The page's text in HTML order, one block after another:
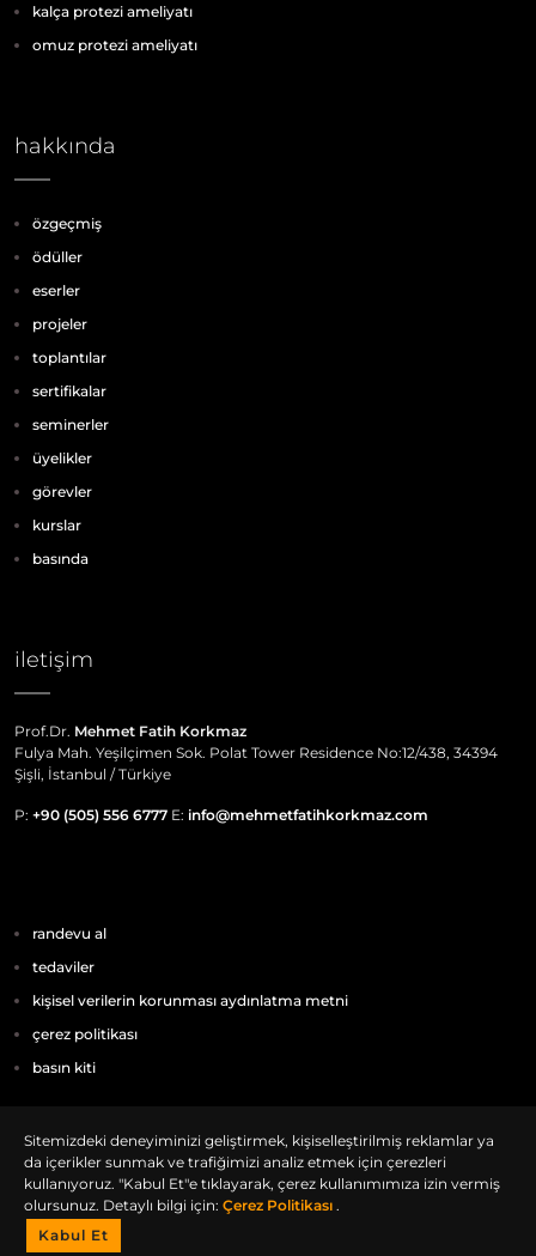
kalça protezi ameliyatı
omuz protezi ameliyatı
hakkında
özgeçmiş
ödüller
eserler
projeler
toplantılar
sertifikalar
seminerler
üyelikler
görevler
kurslar
basında
iletişim
Prof.Dr. Mehmet Fatih Korkmaz
Fulya Mah. Yeşilçimen Sok. Polat Tower Residence No:12/438, 34394
Şişli, İstanbul / Türkiye
P: +90 (505) 556 6777 E: info@mehmetfatihkorkmaz.com
randevu al
tedaviler
kişisel verilerin korunması aydınlatma metni
çerez politikası
basın kiti
İstanbul, Türkiye
Sitemizdeki deneyiminizi geliştirmek, kişiselleştirilmiş reklamlar ya
da içerikler sunmak ve trafiğimizi analiz etmek için çerezleri
kullanıyoruz. "Kabul Et"e tıklayarak, çerez kullanımımıza izin vermiş
olursunuz. Detaylı bilgi için: Çerez Politikası .
Kabul Et